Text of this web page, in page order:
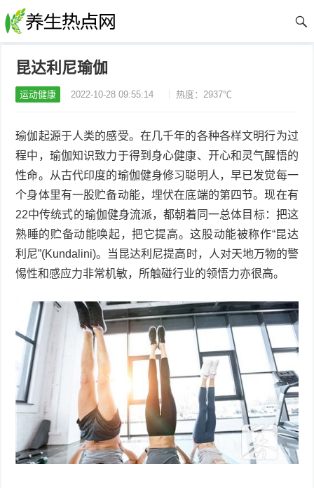
昆达利尼瑜伽
运动健康 2022-10-28 09:55:14 热度：2937℃
瑜伽起源于人类的感受。在几千年的各种各样文明行为过
程中，瑜伽知识致力于得到身心健康、开心和灵气醒悟的
性命。从古代印度的瑜伽健身修习聪明人，早已发觉每一
个身体里有一股贮备动能，埋伏在底端的第四节。现在有
22中传统式的瑜伽健身流派，都朝着同一总体目标：把这
熟睡的贮备动能唤起，把它提高。这股动能被称作“昆达
利尼”(Kundalini)。当昆达利尼提高时，人对天地万物的警
惕性和感应力非常机敏，所触碰行业的领悟力亦很高。